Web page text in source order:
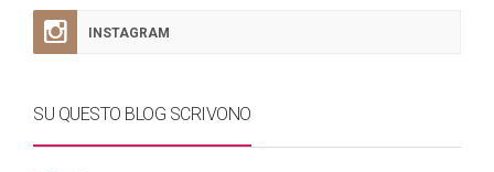
INSTAGRAM
SU QUESTO BLOG SCRIVONO